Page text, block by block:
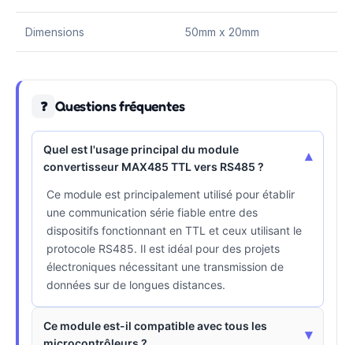
Dimensions 50mm x 20mm
❓ Questions fréquentes
Quel est l'usage principal du module
convertisseur MAX485 TTL vers RS485 ?
▾
Ce module est principalement utilisé pour établir
une communication série fiable entre des
dispositifs fonctionnant en TTL et ceux utilisant le
protocole RS485. Il est idéal pour des projets
électroniques nécessitant une transmission de
données sur de longues distances.
Ce module est-il compatible avec tous les
▾